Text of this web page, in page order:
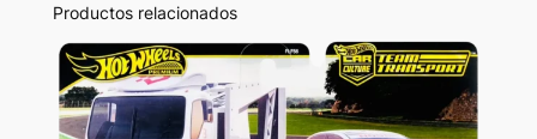
Productos relacionados